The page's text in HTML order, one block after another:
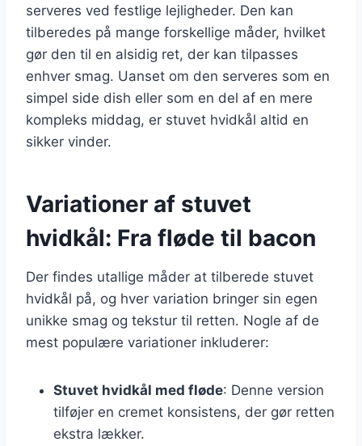
serveres ved festlige lejligheder. Den kan
tilberedes på mange forskellige måder, hvilket
gør den til en alsidig ret, der kan tilpasses
enhver smag. Uanset om den serveres som en
simpel side dish eller som en del af en mere
kompleks middag, er stuvet hvidkål altid en
sikker vinder.
Variationer af stuvet
hvidkål: Fra fløde til bacon
Der findes utallige måder at tilberede stuvet
hvidkål på, og hver variation bringer sin egen
unikke smag og tekstur til retten. Nogle af de
mest populære variationer inkluderer:
Stuvet hvidkål med fløde: Denne version
tilføjer en cremet konsistens, der gør retten
ekstra lækker.